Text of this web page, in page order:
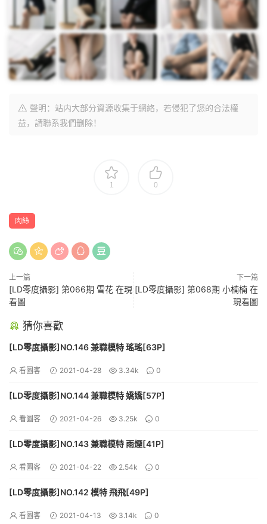
聲明：站内大部分資源收集于網絡，若侵犯了您的合法權
益，請聯系我們删除！
1 0
肉絲
上一篇
[LD零度攝影] 第066期 雪花 在現
看圖
下一篇
[LD零度攝影] 第068期 小楠楠 在
現看圖
猜你喜歡
[LD零度攝影]NO.146 兼職模特 瑤瑤[63P]
看圖客 2021-04-28 3.34k 0
[LD零度攝影]NO.144 兼職模特 嬌嬌[57P]
看圖客 2021-04-26 3.25k 0
[LD零度攝影]NO.143 兼職模特 雨煙[41P]
看圖客 2021-04-22 2.54k 0
[LD零度攝影]NO.142 模特 飛飛[49P]
看圖客 2021-04-13 3.14k 0